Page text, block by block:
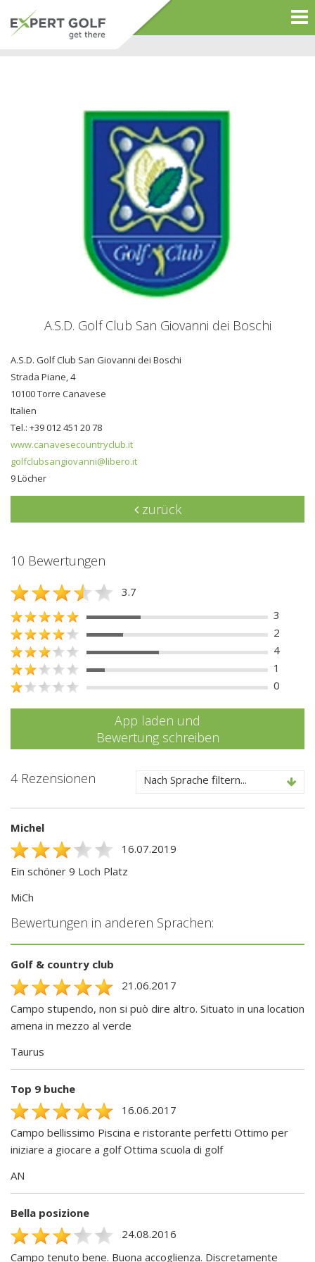
A.S.D. Golf Club San Giovanni dei Boschi
A.S.D. Golf Club San Giovanni dei Boschi
Strada Piane, 4
10100 Torre Canavese
Italien
Tel.: +39 012 451 20 78
www.canavesecountryclub.it
golfclubsangiovanni@libero.it
9 Löcher
zurück
10 Bewertungen
3.7
3
2
4
1
0
App laden und
Bewertung schreiben
4 Rezensionen Nach Sprache filtern...
Michel
16.07.2019
Ein schöner 9 Loch Platz
MiCh
Bewertungen in anderen Sprachen:
Golf & country club
21.06.2017
Campo stupendo, non si può dire altro. Situato in una location
amena in mezzo al verde
Taurus
Top 9 buche
16.06.2017
Campo bellissimo Piscina e ristorante perfetti Ottimo per
iniziare a giocare a golf Ottima scuola di golf
AN
Bella posizione
24.08.2016
Campo tenuto bene. Buona accoglienza. Discretamente